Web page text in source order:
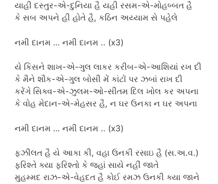
યાહી દસ્તુર-એ-દુનિયા હૈ યહી રસમ-એ-મોહબ્બત હૈ
કે સબ અપને હી હોતે હૈ, કઠિન અય્યામ સે પહેલે
નમી દાનમ … નમી દાનમ .. (x3)
યે કિસને શાખ-એ-ગુલ લાકર કરીબ-એ-આશિયાં રખ દી
કે મૈને શૌક-એ-ગુલ બોસી મેં કાંટોં પર ઝબાં રાખ દી
કરેંગે સિક્વ-એ-ઝુલમ-ઓ-સીતમ દિલ ખોલ કર અપના
કે વોહ મેદાન-એ-મેહસર હૈ, ન ઘર ઉનકા ન ઘર અપના
નમી દાનમ … નમી દાનમ .. (x3)
ફઝીલત હૈ યે આકા કી, વહા ઉનકી રસાઇ હૈ (સ.અ.વ.)
ફરિશ્તે ક્યા ફરિશ્તો કે જહાં સાયે નહીં જાતે
મુહમ્મદ રાઝ-એ-વેહદત હૈ કોઈ રમઝ ઉનકી ક્યા જાને